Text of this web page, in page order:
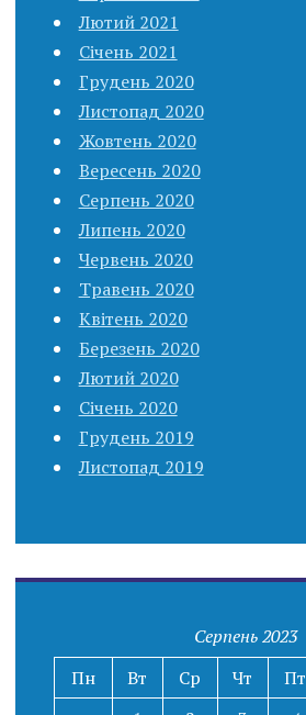
Лютий 2021
Січень 2021
Грудень 2020
Листопад 2020
Жовтень 2020
Вересень 2020
Серпень 2020
Липень 2020
Червень 2020
Травень 2020
Квітень 2020
Березень 2020
Лютий 2020
Січень 2020
Грудень 2019
Листопад 2019
Серпень 2023
Пн
Вт Ср Чт Пт